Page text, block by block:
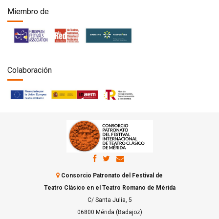
Miembro de
Colaboración
Consorcio Patronato del Festival de
Teatro Clásico en el Teatro Romano de Mérida
C/ Santa Julia, 5
06800 Mérida (Badajoz)